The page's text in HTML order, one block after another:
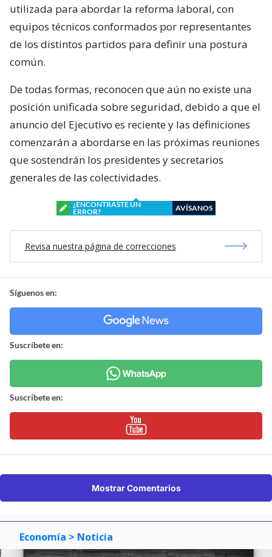
utilizada para abordar la reforma laboral, con
equipos técnicos conformados por representantes
de los distintos partidos para definir una postura
común.
De todas formas, reconocen que aún no existe una
posición unificada sobre seguridad, debido a que el
anuncio del Ejecutivo es reciente y las definiciones
comenzarán a abordarse en las próximas reuniones
que sostendrán los presidentes y secretarios
generales de las colectividades.
¿ENCONTRASTE UN
ERROR?
AVÍSANOS
Revisa nuestra página de correcciones
Síguenos en:
Suscríbete en:
Suscríbete en:
Mostrar Comentarios
Economía > Noticia